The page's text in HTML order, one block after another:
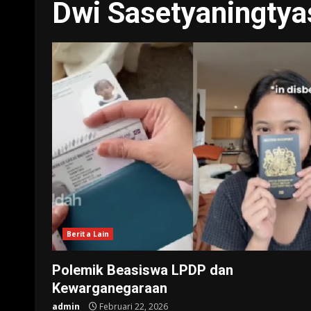
Dwi
Berita Lain
Polemik Beasiswa LPDP dan
Kewarganegaraan
admin Februari 22, 2026